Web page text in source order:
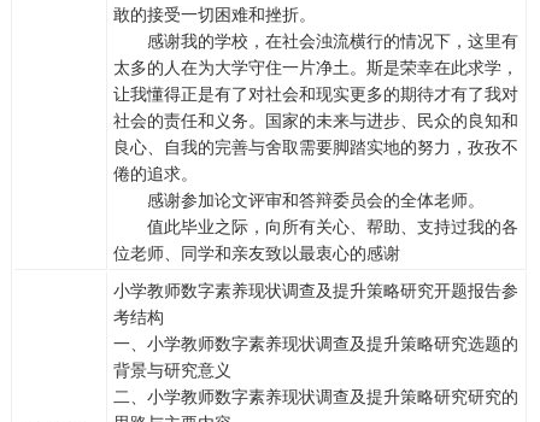
敢的接受一切困难和挫折。
感谢我的学校，在社会浊流横行的情况下，这里有
太多的人在为大学守住一片净土。斯是荣幸在此求学，
让我懂得正是有了对社会和现实更多的期待才有了我对
社会的责任和义务。国家的未来与进步、民众的良知和
良心、自我的完善与舍取需要脚踏实地的努力，孜孜不
倦的追求。
感谢参加论文评审和答辩委员会的全体老师。
值此毕业之际，向所有关心、帮助、支持过我的各
位老师、同学和亲友致以最衷心的感谢
小学教师数字素养现状调查及提升策略研究开题报告参
考结构
一、小学教师数字素养现状调查及提升策略研究选题的
背景与研究意义
二、小学教师数字素养现状调查及提升策略研究研究的